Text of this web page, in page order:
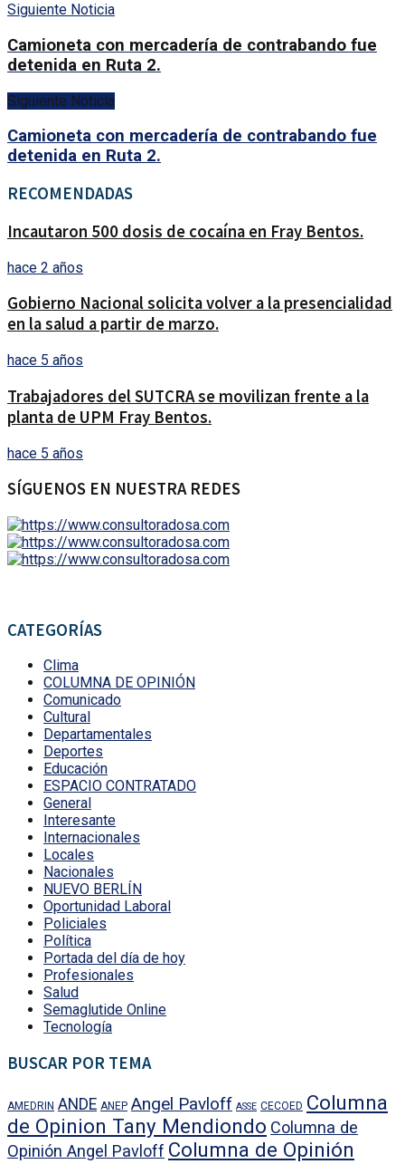
Siguiente Noticia
Camioneta con mercadería de contrabando fue
detenida en Ruta 2.
Siguiente Noticia
Camioneta con mercadería de contrabando fue
detenida en Ruta 2.
RECOMENDADAS
Incautaron 500 dosis de cocaína en Fray Bentos.
hace 2 años
Gobierno Nacional solicita volver a la presencialidad
en la salud a partir de marzo.
hace 5 años
Trabajadores del SUTCRA se movilizan frente a la
planta de UPM Fray Bentos.
hace 5 años
SÍGUENOS EN NUESTRA REDES
CATEGORÍAS
Clima
COLUMNA DE OPINIÓN
Comunicado
Cultural
Departamentales
Deportes
Educación
ESPACIO CONTRATADO
General
Interesante
Internacionales
Locales
Nacionales
NUEVO BERLÍN
Oportunidad Laboral
Policiales
Política
Portada del día de hoy
Profesionales
Salud
Semaglutide Online
Tecnología
BUSCAR POR TEMA
AMEDRIN ANDE ANEP Angel Pavloff ASSE CECOED Columna
de Opinion Tany Mendiondo Columna de
Opinión Angel Pavloff Columna de Opinión